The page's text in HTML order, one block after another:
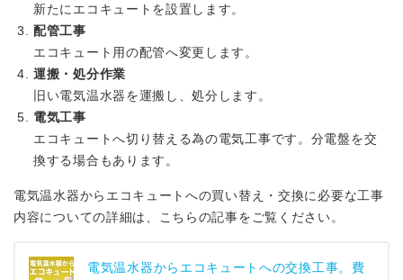
新たにエコキュートを設置します。
配管工事
エコキュート用の配管へ変更します。
運搬・処分作業
旧い電気温水器を運搬し、処分します。
電気工事
エコキュートへ切り替える為の電気工事です。分電盤を交
換する場合もあります。
電気温水器からエコキュートへの買い替え・交換に必要な工事
内容についての詳細は、こちらの記事をご覧ください。
電気温水器からエコキュートへの交換工事。費